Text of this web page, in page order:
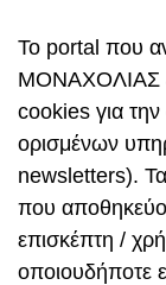
Το portal που
ΜΟΝΑΧΟΛΙΑΣ &
cookies για
ορισμένων
newsletters). Τα
που
επισκέπτη /
οποιουδήποτε